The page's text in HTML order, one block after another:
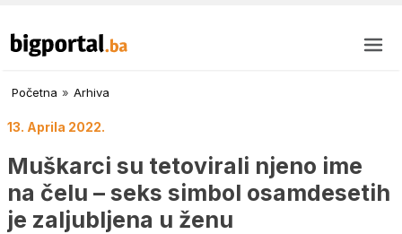
Početna » Arhiva
13. Aprila 2022.
Muškarci su tetovirali njeno ime
na čelu – seks simbol osamdesetih
je zaljubljena u ženu